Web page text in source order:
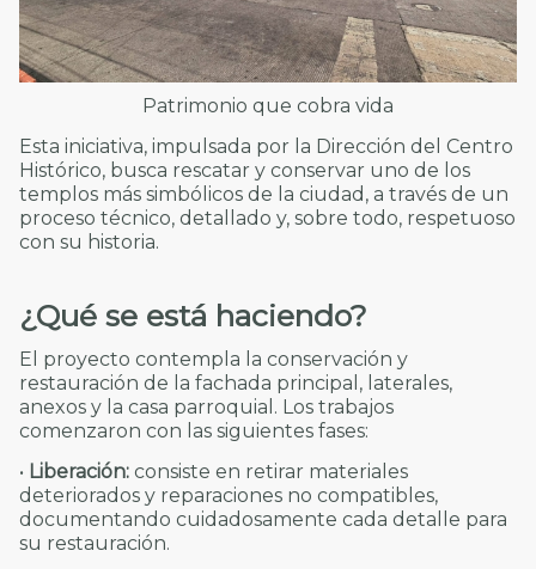
Patrimonio que cobra vida
Esta iniciativa, impulsada por la Dirección del Centro
Histórico, busca rescatar y conservar uno de los
templos más simbólicos de la ciudad, a través de un
proceso técnico, detallado y, sobre todo, respetuoso
con su historia.
¿Qué se está haciendo?
El proyecto contempla la conservación y
restauración de la fachada principal, laterales,
anexos y la casa parroquial. Los trabajos
comenzaron con las siguientes fases:
• Liberación: consiste en retirar materiales
deteriorados y reparaciones no compatibles,
documentando cuidadosamente cada detalle para
su restauración.